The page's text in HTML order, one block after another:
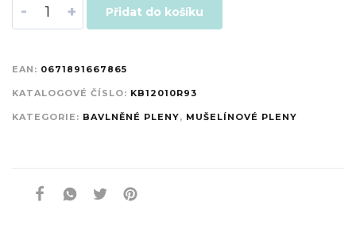
- + Přidat do košíku
EAN: 0671891667865
KATALOGOVÉ ČÍSLO: KB12010R93
KATEGORIE: BAVLNĚNÉ PLENY, MUŠELÍNOVÉ PLENY